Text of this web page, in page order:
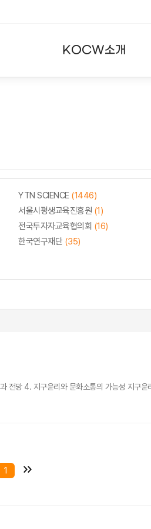
KOCW소개
YTN SCIENCE (1446)
서울시평생교육진흥원 (1)
전국투자자교육협의회 (16)
한국연구재단 (35)
전망 4. 지구윤리와 문화소통의 가능성 지구
1